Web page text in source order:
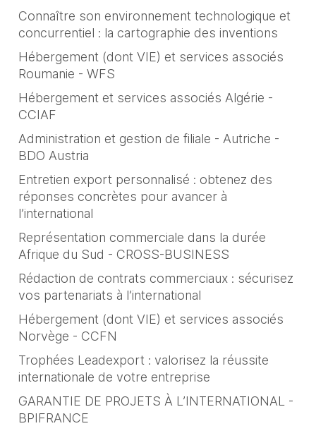
Connaître son environnement technologique et
concurrentiel : la cartographie des inventions
Hébergement (dont VIE) et services associés
Roumanie - WFS
Hébergement et services associés Algérie -
CCIAF
Administration et gestion de filiale - Autriche -
BDO Austria
Entretien export personnalisé : obtenez des
réponses concrètes pour avancer à
l’international
Représentation commerciale dans la durée
Afrique du Sud - CROSS-BUSINESS
Rédaction de contrats commerciaux : sécurisez
vos partenariats à l’international
Hébergement (dont VIE) et services associés
Norvège - CCFN
Trophées Leadexport : valorisez la réussite
internationale de votre entreprise
GARANTIE DE PROJETS À L’INTERNATIONAL -
BPIFRANCE